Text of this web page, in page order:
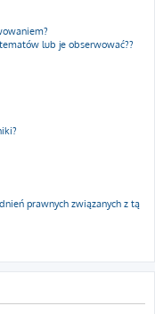
lub je obserwować??
prawnych związanych z tą